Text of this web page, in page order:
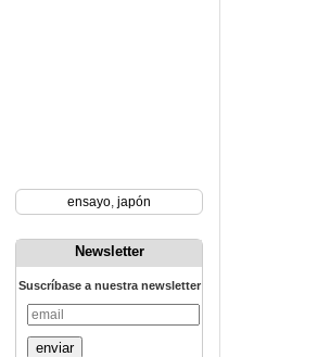
ensayo, japón
Newsletter
Suscríbase a nuestra newsletter
enviar